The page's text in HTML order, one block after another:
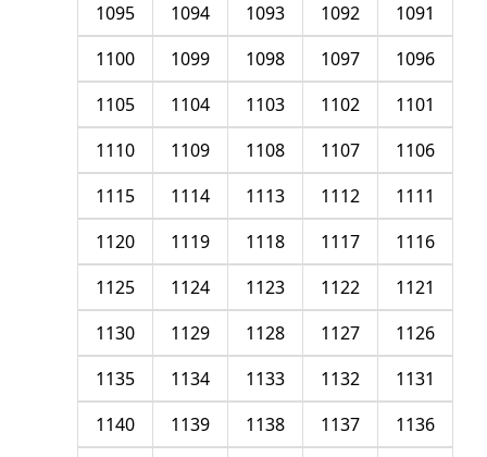
1091
1092
1093
1094
1095
1096
1097
1098
1099
1100
1101
1102
1103
1104
1105
1106
1107
1108
1109
1110
1111
1112
1113
1114
1115
1116
1117
1118
1119
1120
1121
1122
1123
1124
1125
1126
1127
1128
1129
1130
1131
1132
1133
1134
1135
1136
1137
1138
1139
1140